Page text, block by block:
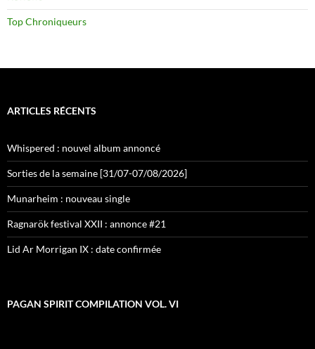
Top Chroniqueurs
ARTICLES RÉCENTS
Whispered : nouvel album annoncé
Sorties de la semaine [31/07-07/08/2026]
Munarheim : nouveau single
Ragnarök festival XXII : annonce #21
Lid Ar Morrigan IX : date confirmée
PAGAN SPIRIT COMPILATION VOL. VI